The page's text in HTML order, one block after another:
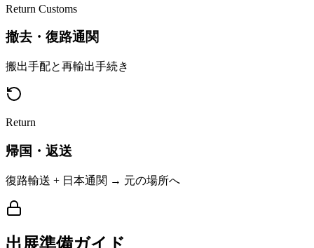
Return Customs
撤去・復路通関
搬出手配と再輸出手続き
Return
帰国・返送
復路輸送 + 日本通関 → 元の場所へ
出展準備ガイド